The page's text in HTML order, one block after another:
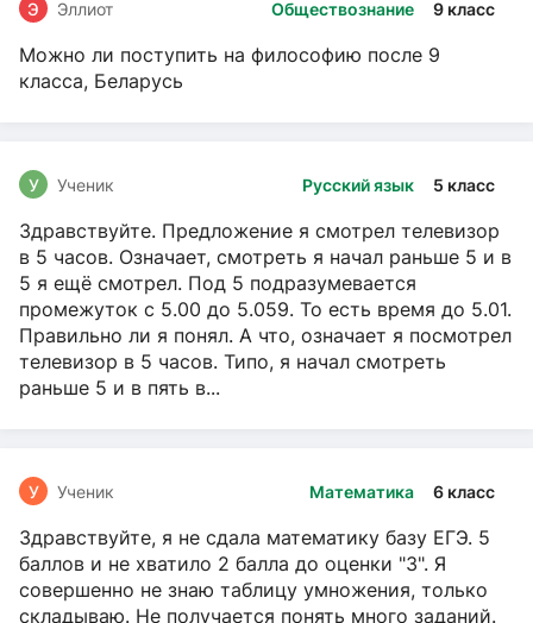
Обществознание 9 класс
Э Эллиот
Можно ли поступить на философию после 9
класса, Беларусь
Русский язык 5 класс
У Ученик
Здравствуйте. Предложение я смотрел телевизор
в 5 часов. Означает, смотреть я начал раньше 5 и в
5 я ещё смотрел. Под 5 подразумевается
промежуток с 5.00 до 5.059. То есть время до 5.01.
Правильно ли я понял. А что, означает я посмотрел
телевизор в 5 часов. Типо, я начал смотреть
раньше 5 и в пять в...
Математика 6 класс
У Ученик
Здравствуйте, я не сдала математику базу ЕГЭ. 5
баллов и не хватило 2 балла до оценки "3". Я
совершенно не знаю таблицу умножения, только
складываю. Не получается понять много заданий.